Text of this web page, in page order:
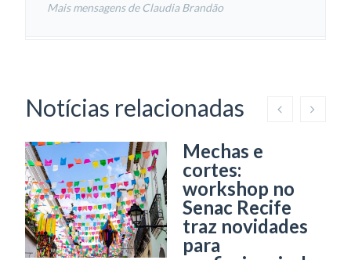
Mais mensagens de Claudia Brandão
Notícias relacionadas
Mechas e
cortes:
workshop no
Senac Recife
traz novidades
para